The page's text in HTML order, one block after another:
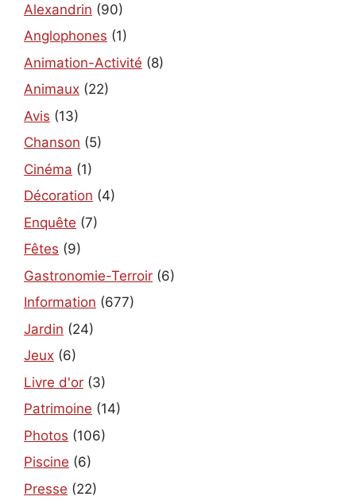
Alexandrin (90)
Anglophones (1)
Animation-Activité (8)
Animaux (22)
Avis (13)
Chanson (5)
Cinéma (1)
Décoration (4)
Enquête (7)
Fêtes (9)
Gastronomie-Terroir (6)
Information (677)
Jardin (24)
Jeux (6)
Livre d'or (3)
Patrimoine (14)
Photos (106)
Piscine (6)
Presse (22)